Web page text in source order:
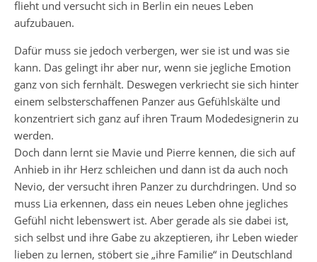
flieht und versucht sich in Berlin ein neues Leben
aufzubauen.
Dafür muss sie jedoch verbergen, wer sie ist und was sie
kann. Das gelingt ihr aber nur, wenn sie jegliche Emotion
ganz von sich fernhält. Deswegen verkriecht sie sich hinter
einem selbsterschaffenen Panzer aus Gefühlskälte und
konzentriert sich ganz auf ihren Traum Modedesignerin zu
werden.
Doch dann lernt sie Mavie und Pierre kennen, die sich auf
Anhieb in ihr Herz schleichen und dann ist da auch noch
Nevio, der versucht ihren Panzer zu durchdringen. Und so
muss Lia erkennen, dass ein neues Leben ohne jegliches
Gefühl nicht lebenswert ist. Aber gerade als sie dabei ist,
sich selbst und ihre Gabe zu akzeptieren, ihr Leben wieder
lieben zu lernen, stöbert sie „ihre Familie“ in Deutschland